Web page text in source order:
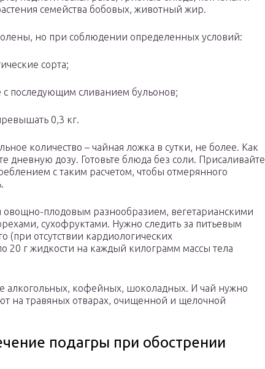
семейства бобовых, животный жир.
но при соблюдении определенных условий:
сорта;
последующим сливанием бульонов;
0,3 кг.
количество – чайная ложка в сутки, не более. Как
дневную дозу. Готовьте блюда без соли. Присаливайте
с таким расчетом, чтобы отмерянного
овощно-плодовым разнообразием, вегетарианскими
сухофруктами. Нужно следить за питьевым
(при отсутствии кардиологических
20 г жидкости на каждый килограмм массы тела
алкогольных, кофейных, шоколадных. И чай нужно
на травяных отварах, очищенной и щелочной
подагры при обострении